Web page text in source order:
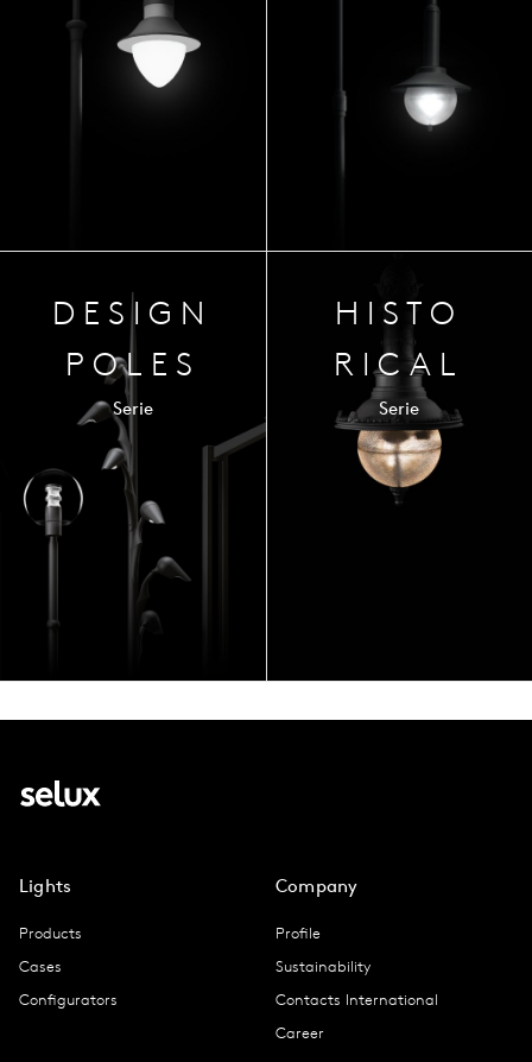
DESIGN
POLES
Serie
HISTO
RICAL
Serie
Lights
Products
Cases
Configurators
Company
Profile
Sustainability
Contacts International
Career